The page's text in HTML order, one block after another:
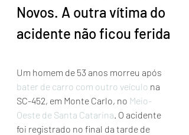
Novos. A outra vítima do
acidente não ficou ferida
Um homem de 53 anos morreu após
bater de carro com outro veículo na
SC-452, em Monte Carlo, no Meio-
Oeste de Santa Catarina. O acidente
foi registrado no final da tarde de